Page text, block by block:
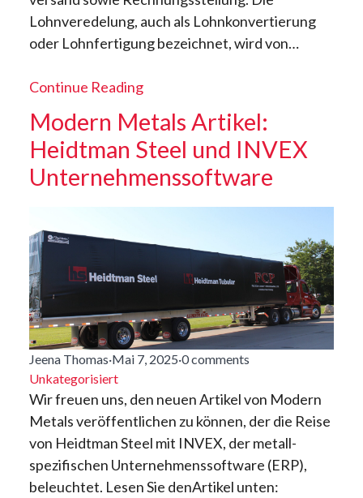
Lohnveredelung, auch als Lohnkonvertierung
oder Lohnfertigung bezeichnet, wird von…
Continue Reading
Modern Metals Artikel:
Heidtman Steel und INVEX
Unternehmenssoftware
Jeena Thomas·Mai 7, 2025·0 comments
Unkategorisiert
Wir freuen uns, den neuen Artikel von Modern
Metals veröffentlichen zu können, der die Reise
von Heidtman Steel mit INVEX, der metall-
spezifischen Unternehmenssoftware (ERP),
beleuchtet. Lesen Sie denArtikel unten: